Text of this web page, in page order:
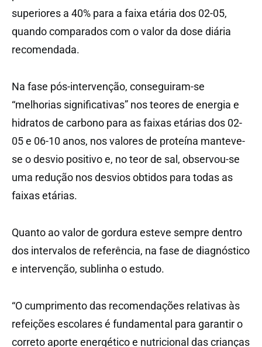
superiores a 40% para a faixa etária dos 02-05,
quando comparados com o valor da dose diária
recomendada.
Na fase pós-intervenção, conseguiram-se
“melhorias significativas” nos teores de energia e
hidratos de carbono para as faixas etárias dos 02-
05 e 06-10 anos, nos valores de proteína manteve-
se o desvio positivo e, no teor de sal, observou-se
uma redução nos desvios obtidos para todas as
faixas etárias.
Quanto ao valor de gordura esteve sempre dentro
dos intervalos de referência, na fase de diagnóstico
e intervenção, sublinha o estudo.
“O cumprimento das recomendações relativas às
refeições escolares é fundamental para garantir o
correto aporte energético e nutricional das crianças